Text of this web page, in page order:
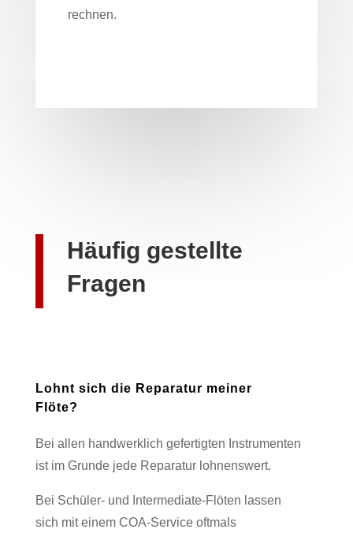
rechnen.
Häufig gestellte
Fragen
Lohnt sich die Reparatur meiner
Flöte?
Bei allen handwerklich gefertigten Instrumenten
ist im Grunde jede Reparatur lohnenswert.
Bei Schüler- und Intermediate-Flöten lassen
sich mit einem COA-Service oftmals